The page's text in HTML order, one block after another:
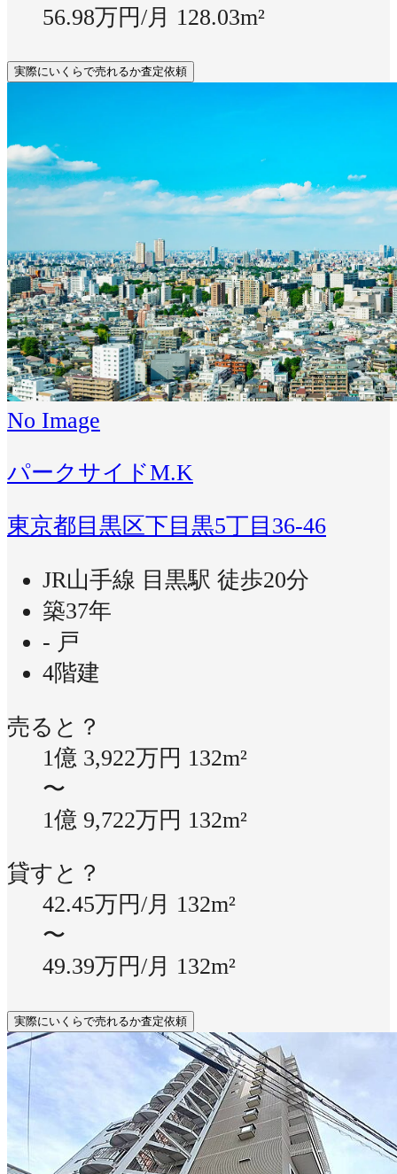
56.98万円/月 128.03m²
実際にいくらで売れるか査定依頼
No Image
パークサイドM.K
東京都目黒区下目黒5丁目36-46
JR山手線 目黒駅 徒歩20分
築37年
- 戸
4階建
売ると？
1億 3,922万円 132m²
〜
1億 9,722万円 132m²
貸すと？
42.45万円/月 132m²
〜
49.39万円/月 132m²
実際にいくらで売れるか査定依頼